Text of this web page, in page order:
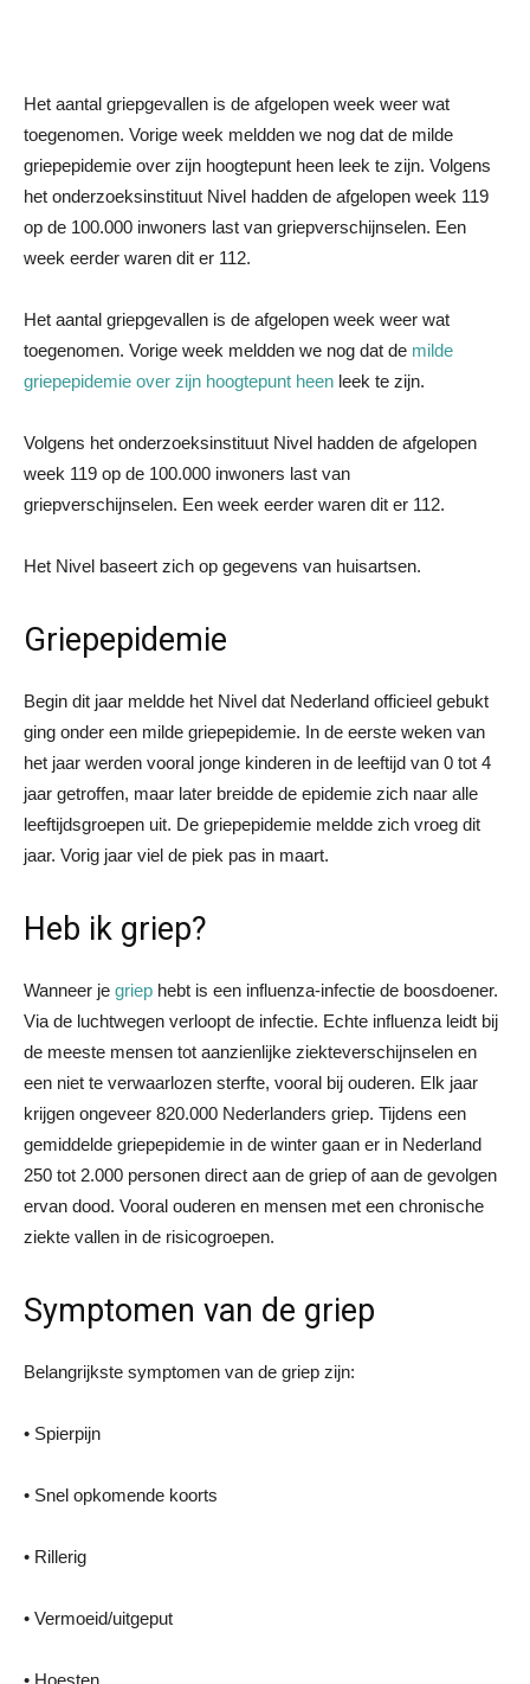
Het aantal griepgevallen is de afgelopen week weer wat
toegenomen. Vorige week meldden we nog dat de milde
griepepidemie over zijn hoogtepunt heen leek te zijn. Volgens
het onderzoeksinstituut Nivel hadden de afgelopen week 119
op de 100.000 inwoners last van griepverschijnselen. Een
week eerder waren dit er 112.
Het aantal griepgevallen is de afgelopen week weer wat
toegenomen. Vorige week meldden we nog dat de milde
griepepidemie over zijn hoogtepunt heen leek te zijn.
Volgens het onderzoeksinstituut Nivel hadden de afgelopen
week 119 op de 100.000 inwoners last van
griepverschijnselen. Een week eerder waren dit er 112.
Het Nivel baseert zich op gegevens van huisartsen.
Griepepidemie
Begin dit jaar meldde het Nivel dat Nederland officieel gebukt
ging onder een milde griepepidemie. In de eerste weken van
het jaar werden vooral jonge kinderen in de leeftijd van 0 tot 4
jaar getroffen, maar later breidde de epidemie zich naar alle
leeftijdsgroepen uit. De griepepidemie meldde zich vroeg dit
jaar. Vorig jaar viel de piek pas in maart.
Heb ik griep?
Wanneer je griep hebt is een influenza-infectie de boosdoener.
Via de luchtwegen verloopt de infectie. Echte influenza leidt bij
de meeste mensen tot aanzienlijke ziekteverschijnselen en
een niet te verwaarlozen sterfte, vooral bij ouderen. Elk jaar
krijgen ongeveer 820.000 Nederlanders griep. Tijdens een
gemiddelde griepepidemie in de winter gaan er in Nederland
250 tot 2.000 personen direct aan de griep of aan de gevolgen
ervan dood. Vooral ouderen en mensen met een chronische
ziekte vallen in de risicogroepen.
Symptomen van de griep
Belangrijkste symptomen van de griep zijn:
• Spierpijn
• Snel opkomende koorts
• Rillerig
• Vermoeid/uitgeput
• Hoesten